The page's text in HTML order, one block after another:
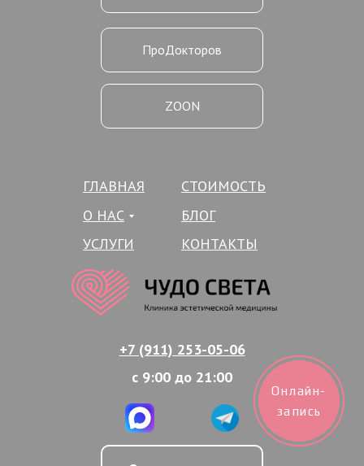
ПроДокторов
ZOON
с 9:00 до 21:00
+7 (911) 253-05-06
ГЛАВНАЯ
О НАС
УСЛУГИ
БЛОГ
СТОИМОСТЬ
КОНТАКТЫ
Онлайн-
запись